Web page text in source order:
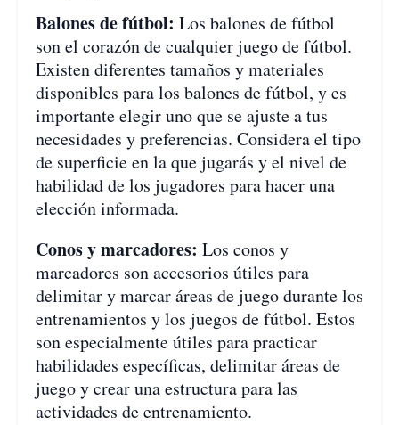
Balones de fútbol: Los balones de fútbol
son el corazón de cualquier juego de fútbol.
Existen diferentes tamaños y materiales
disponibles para los balones de fútbol, y es
importante elegir uno que se ajuste a tus
necesidades y preferencias. Considera el tipo
de superficie en la que jugarás y el nivel de
habilidad de los jugadores para hacer una
elección informada.
Conos y marcadores: Los conos y
marcadores son accesorios útiles para
delimitar y marcar áreas de juego durante los
entrenamientos y los juegos de fútbol. Estos
son especialmente útiles para practicar
habilidades específicas, delimitar áreas de
juego y crear una estructura para las
actividades de entrenamiento.